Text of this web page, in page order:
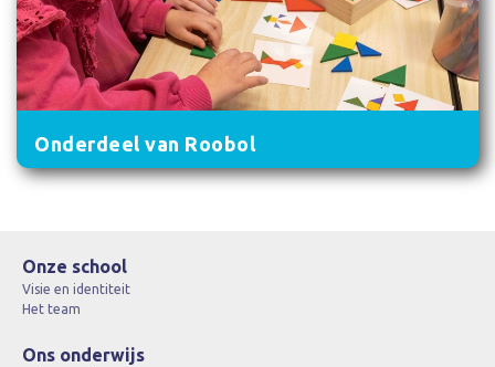
Onderdeel van Roobol
Onze school
Visie en identiteit
Het team
Ons onderwijs